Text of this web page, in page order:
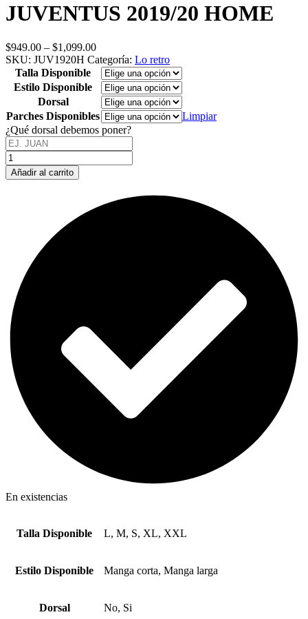
JUVENTUS 2019/20 HOME
$949.00 – $1,099.00Price
range:
$949.00
through
$1,099.00
SKU: JUV1920H Categoría: Lo retro
Talla Disponible
Estilo Disponible
Dorsal
Parches Disponibles
Limpiar
¿Qué dorsal debemos poner?
JUVENTUS
2019/20
HOME
Añadir al carrito
En existencias
Talla Disponible L, M, S, XL, XXL
Estilo Disponible Manga corta, Manga larga
Dorsal No, Si